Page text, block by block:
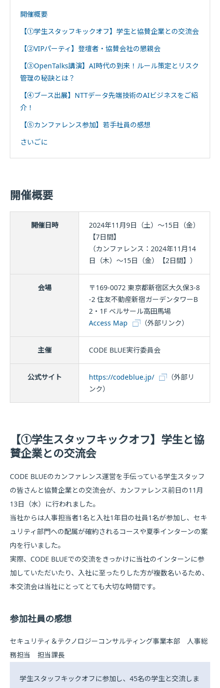
開催概要
【①学生スタッフキックオフ】学生と協賛企業との交流会
【②VIPパーティ】登壇者・協賛会社の懇親会
【③OpenTalks講演】AI時代の到来！ルール策定とリスク
管理の秘訣とは？
【④ブース出展】NTTデータ先端技術のAIビジネスをご紹
介！
【⑤カンファレンス参加】若手社員の感想
さいごに
開催概要
開催日時
2024年11月9日（土）～15日（金）
【7日間】
（カンファレンス：2024年11月14
日（木）～15日（金）【2日間】）
会場
〒169-0072 東京都新宿区大久保3-8
-2 住友不動産新宿ガーデンタワーB
2・1F ベルサール高田馬場
Access Map
（外部リンク）
主催 CODE BLUE実行委員会
公式サイト https://codeblue.jp/
（外部リ
ンク）
【①学生スタッフキックオフ】学生と協
賛企業との交流会
CODE BLUEのカンファレンス運営を手伝っている学生スタッフ
の皆さんと協賛企業との交流会が、カンファレンス前日の11月
13日（水）に行われました。
当社からは人事担当者1名と入社1年目の社員1名が参加し、セキ
ュリティ部門への配属が確約されるコースや夏季インターンの案
内を行いました。
実際、CODE BLUEでの交流をきっかけに当社のインターンに参
加していただいたり、入社に至ったりした方が複数名いるため、
本交流会は当社にとってとても大切な時間です。
参加社員の感想
セキュリティ＆テクノロジーコンサルティング事業本部 人事総
務担当 担当課長
学生スタッフキックオフに参加し、45名の学生と交流しま